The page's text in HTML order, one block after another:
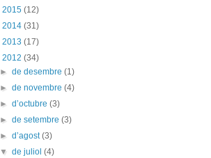
2015 (12)
2014 (31)
2013 (17)
2012 (34)
►de desembre(1)
►de novembre(4)
►d’octubre(3)
►de setembre(3)
►d’agost(3)
▼de juliol(4)